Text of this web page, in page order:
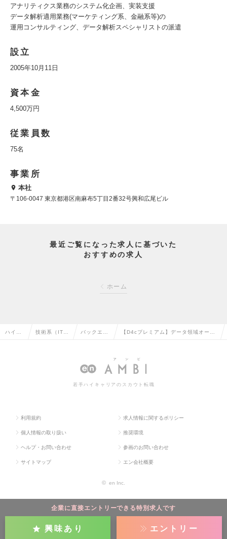
アナリティクス業務のシステム化企画、実装支援
データ解析適用業務(マーケティング系、金融系等)の
運用コンサルティング、データ解析スペシャリストの派遣
設立
2005年10月11日
資本金
4,500万円
従業員数
75名
事業所
本社
〒106-0047 東京都港区南麻布5丁目2番32号興和広尾ビル
最近ご覧になった求人に基づいた
おすすめの求人
ホーム
企業に直接エントリーできる特別求人です
興味あり エントリー
ハイク 技術系（IT・ バックエン
アの転職
【D4cプレミアム】データ領域オープ
構築のプロへの求人情報
若手ハイキャリアのスカウト転職
利用規約 求人情報に関するポリシー
個人情報の取り扱い 推奨環境
ヘルプ・お問い合わせ 参画のお問い合わせ
サイトマップ エン会社概要
© en Inc.